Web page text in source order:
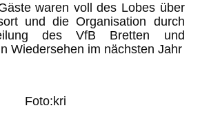
waren voll des Lobes über
und die Organisation durch
des VfB Bretten und
Wiedersehen im nächsten Jahr
Foto:kri